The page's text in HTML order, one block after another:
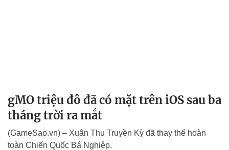
gMO triệu đô đã có mặt trên iOS sau ba
tháng trời ra mắt
(GameSao.vn) – Xuân Thu Truyền Kỳ đã thay thế hoàn
toàn Chiến Quốc Bá Nghiệp.